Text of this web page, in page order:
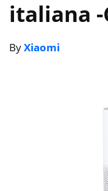
italiana
ByXiaomi